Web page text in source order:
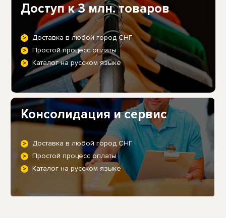
Доступ к 3 млн. товаров
Доставка в любой город СНГ
Простой процесс оплаты
Каталог на русском языке
Консолидация и сервис
Доставка в любой город СНГ
Простой процесс оплаты
Каталог на русском языке